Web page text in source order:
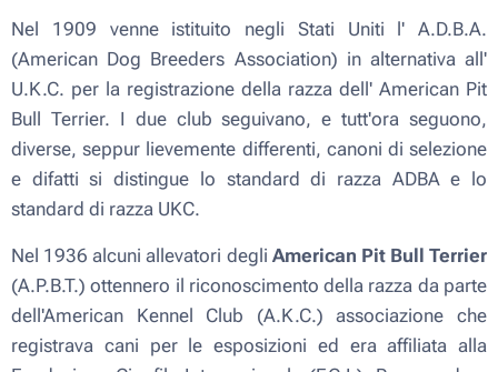
Nel 1909 venne istituito negli Stati Uniti l' A.D.B.A.
(American Dog Breeders Association) in alternativa all'
U.K.C. per la registrazione della razza dell' American Pit
Bull Terrier. I due club seguivano, e tutt'ora seguono,
diverse, seppur lievemente differenti, canoni di selezione
e difatti si distingue lo standard di razza ADBA e lo
standard di razza UKC.
Nel 1936 alcuni allevatori degli American Pit Bull Terrier
(A.P.B.T.) ottennero il riconoscimento della razza da parte
dell'American Kennel Club (A.K.C.) associazione che
registrava cani per le esposizioni ed era affiliata alla